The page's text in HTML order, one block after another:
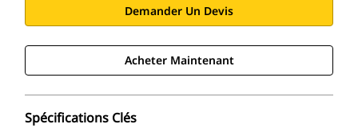
Demander Un Devis
Acheter Maintenant
Spécifications Clés